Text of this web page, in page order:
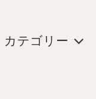
カテゴリー